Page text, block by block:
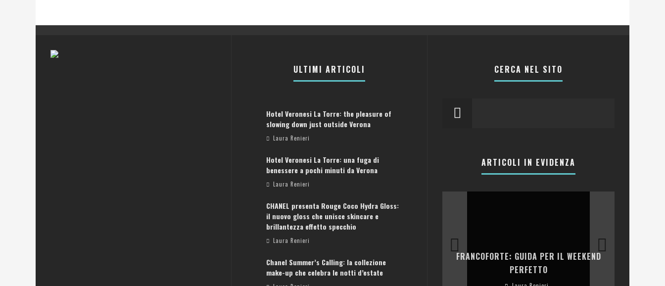
ULTIMI ARTICOLI
Hotel Veronesi La Torre: the pleasure of
slowing down just outside Verona
Laura Renieri
Hotel Veronesi La Torre: una fuga di
benessere a pochi minuti da Verona
Laura Renieri
CHANEL presenta Rouge Coco Hydra Gloss:
il nuovo gloss che unisce skincare e
brillantezza effetto specchio
Laura Renieri
Chanel Summer’s Calling: la collezione
make-up che celebra le notti d’estate
CERCA NEL SITO
ARTICOLI IN EVIDENZA
ATENE: GUIDA PER IL WEEKEND PERFETTO
FRANCOFORTE: GUIDA PER IL WEEKEND
PERFETTO